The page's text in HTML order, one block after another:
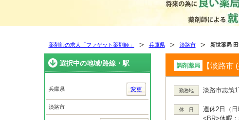
薬剤師の求人「ファゲット薬剤師」 兵庫県 淡路市 新世薬局
選択中の地域/路線・駅
兵庫県 変更
淡路市
調剤薬局 【淡路市
勤務地 淡路市志筑
休 日
週休2日（日
<BR>休暇